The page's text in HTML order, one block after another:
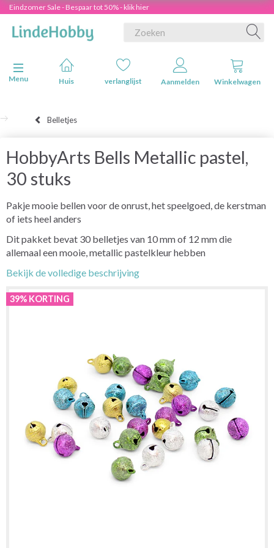
Eindzomer Sale - Bespaar tot 50% - klik hier
Navigatie in-/uitschakelen
Menu
Huis verlanglijst Aanmelden Winkelwagen
Belletjes
HobbyArts Bells Metallic pastel,
30 stuks
Pakje mooie bellen voor de onrust, het speelgoed, de kerstman
of iets heel anders
Dit pakket bevat 30 belletjes van 10 mm of 12 mm die
allemaal een mooie, metallic pastelkleur hebben
Bekijk de volledige beschrijving
39% KORTING